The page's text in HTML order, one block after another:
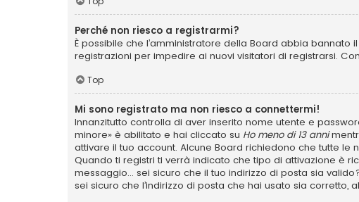
Perché non riesco a registrarmi?
È possibile che l’amministratore della Board abbia
registrazioni per impedire ai nuovi visitatori di registrarsi.
Top
Mi sono registrato ma non riesco a connettermi!
Innanzitutto controlla di aver inserito nome utente e
minore» è abilitato e hai cliccato su Ho meno di 13 anni
attivare il tuo account. Alcune Board richiedono che tutte
Quando ti registri ti verrà indicato che tipo di attivazione è
messaggio... sei sicuro che il tuo indirizzo di posta sia
sei sicuro che l’indirizzo di posta che hai usato sia